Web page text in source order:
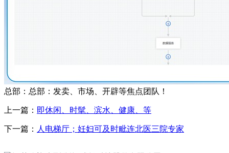
总部：总部：发卖、市场、开辟等焦点团队！
上一篇： 即休闲、时髦、滨水、健康、等
下一篇： 人电梯厅；妊妇可及时毗连北医三院专家